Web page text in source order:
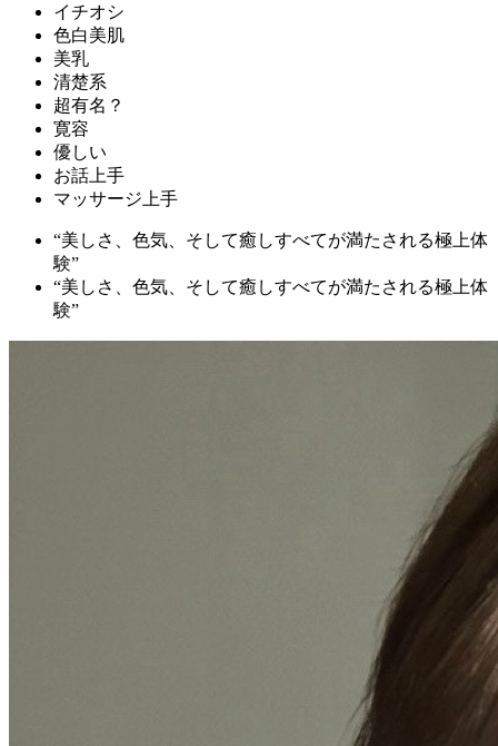
イチオシ
色白美肌
美乳
清楚系
超有名？
寛容
優しい
お話上手
マッサージ上手
“美しさ、色気、そして癒しすべてが満たされる極上体
験”
“美しさ、色気、そして癒しすべてが満たされる極上体
験”